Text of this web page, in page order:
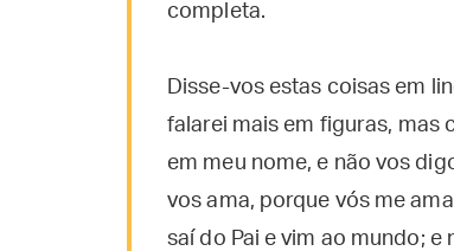
completa.
Disse-vos estas coisas em
falarei mais em figuras, mas
em meu nome, e não vos
vos ama, porque vós me
saí do Pai e vim ao mundo;